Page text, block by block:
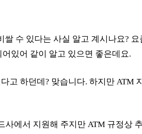
수 있다는 사실 알고 계시나요? 요
있어 같이 알고 있으면 좋은데요.
고 하던데? 맞습니다. 하지만 ATM
사에서 지원해 주지만 ATM 규정상